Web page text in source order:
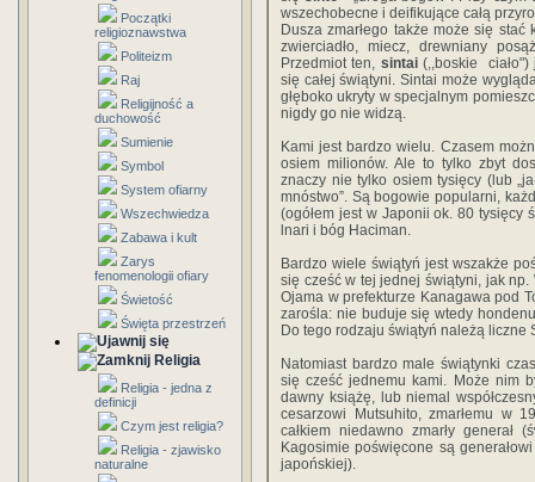
Początki
religioznawstwa
Politeizm
Raj
Religijność a
duchowość
Sumienie
Symbol
System ofiarny
Wszechwiedza
Zabawa i kult
Zarys
fenomenologii ofiary
Świetość
Święta przestrzeń
Religia
Religia - jedna z
definicji
Czym jest religia?
Religia - zjawisko
naturalne
wszechobecne i deifikujące całą
Dusza zmarłego także może się
zwierciadło, miecz, drewniany
Przedmiot ten, sintai(,,boskie ciało")
się całej świątyni. Sintai może
głęboko ukryty w specjalnym
nigdy go nie widzą.
Kami jest bardzo wielu. Czasem
osiem milionów. Ale to tylko zbyt
znaczy nie tylko osiem tysięcy (lub
mnóstwo”. Są bogowie popularni,
(ogółem jest w Japonii ok. 80 tysięcy
lnari i bóg Haciman.
Bardzo wiele świątyń jest wszakże
się cześć w tej jednej świątyni, jak
Ojama w prefekturze Kanagawa pod
zarośla: nie buduje się wtedy
Do tego rodzaju świątyń należą
Natomiast bardzo male świątynki
się cześć jednemu kami. Może nim
dawny książę, lub niemal
cesarzowi Mutsuhito, zmarłemu w
całkiem niedawno zmarły
Kagosimie poświęcone są
japońskiej).